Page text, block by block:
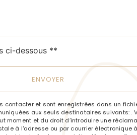
ci-dessous **
ENVOYER
contacter et sont enregistrées dans un
aux seuls destinataires suivants: .
et du droit d’introduire une
à l'adresse ou par courrier